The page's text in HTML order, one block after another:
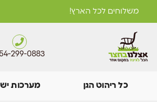
משלוחים לכל הארץ!
299-0883
כל ריהוט הגן מערכות